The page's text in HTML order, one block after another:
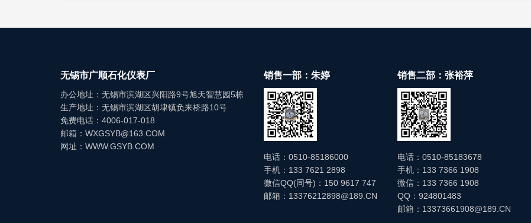
无锡市广顺石化仪表厂
办公地址：无锡市滨湖区兴阳路9号旭天智慧园5栋
生产地址：无锡市滨湖区胡埭镇负来桥路10号
免费电话：4006-017-018
邮箱：WXGSYB@163.COM
网址：WWW.GSYB.COM
销售一部：朱婷
电话：0510-85186000
手机：133 7621 2898
微信QQ(同号)：150 9617 747
邮箱：13376212898@189.CN
销售二部：张裕萍
电话：0510-85183678
手机：133 7366 1908
微信：133 7366 1908
QQ：924801483
邮箱：13373661908@189.CN